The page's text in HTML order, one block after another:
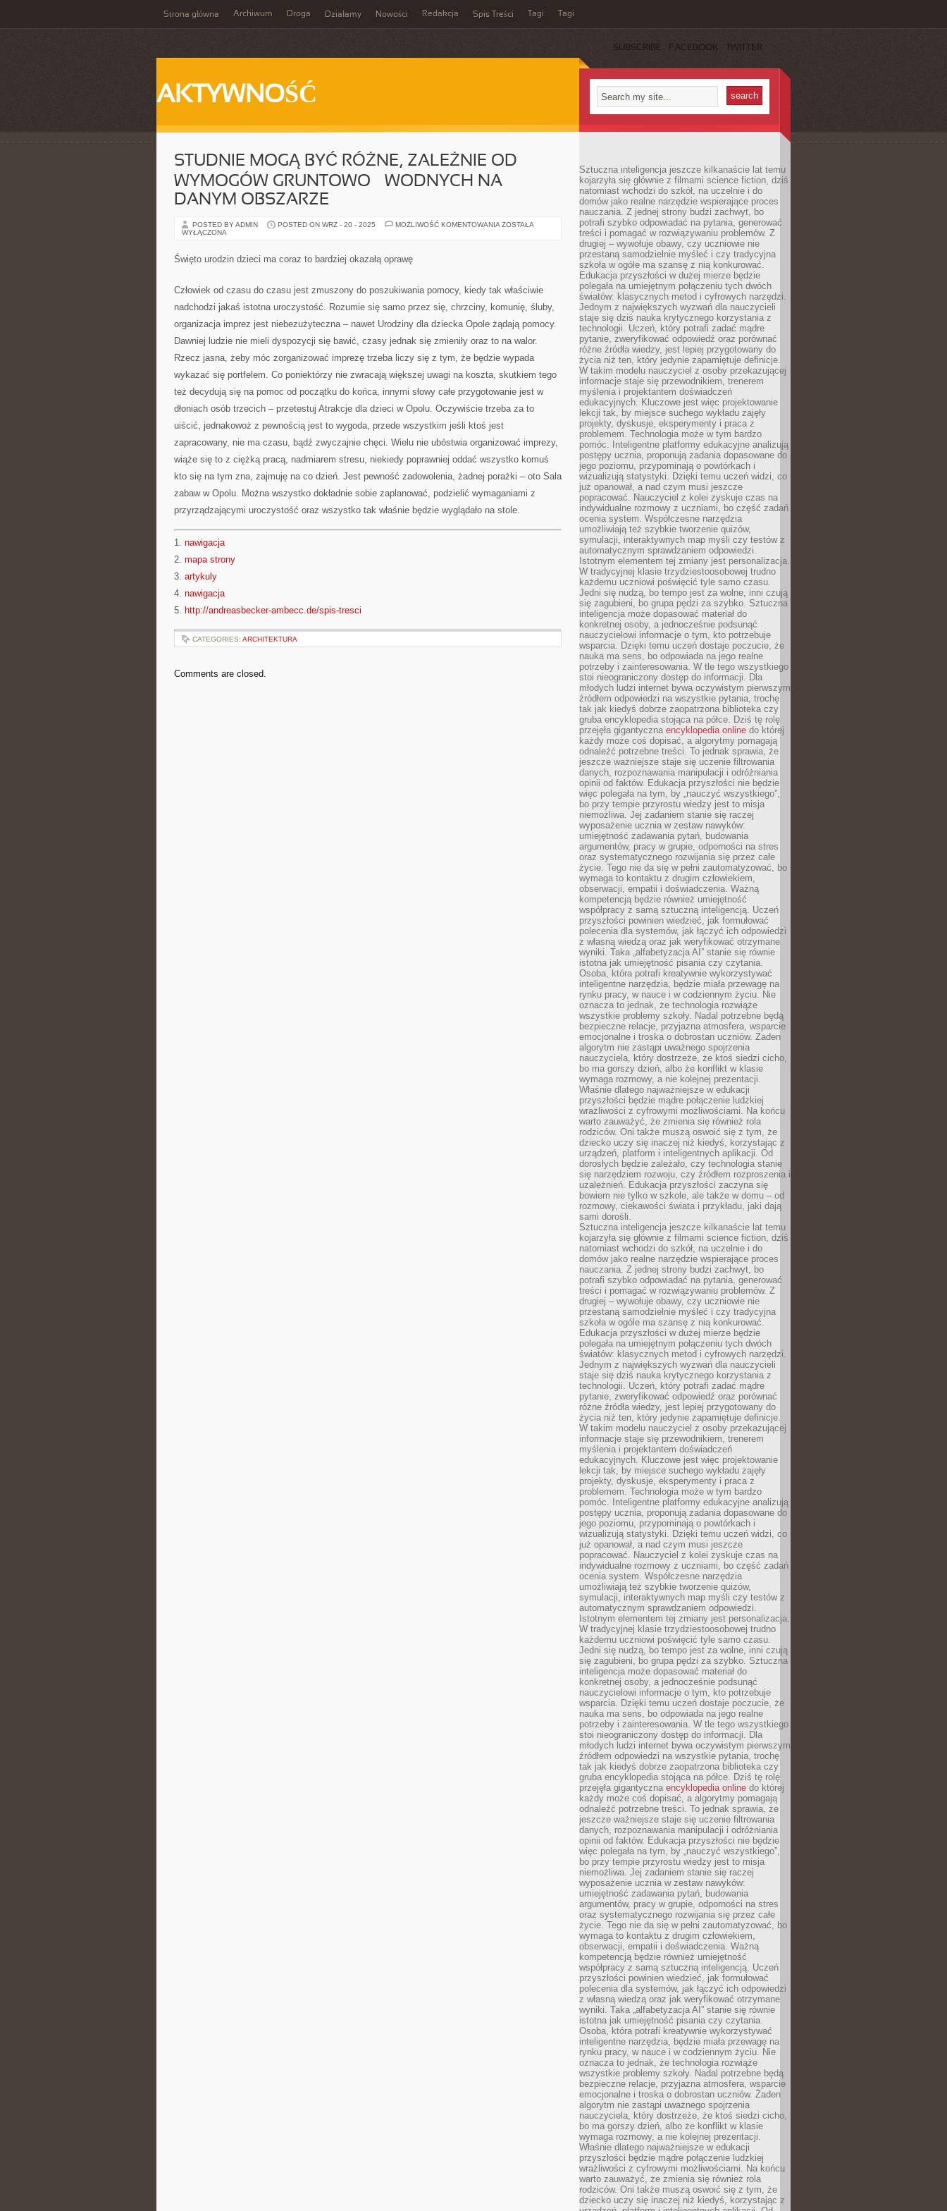
Strona główna Archiwum Droga Działamy Nowości Redakcja Spis Treści Tagi Tagi
SUBSCRIBE FACEBOOK TWITTER
AKTYWNOŚĆ
STUDNIE MOGĄ BYĆ RÓŻNE, ZALEŻNIE OD
WYMOGÓW GRUNTOWO – WODNYCH NA
DANYM OBSZARZE
POSTED BY ADMIN POSTED ON WRZ - 20 - 2025 MOŻLIWOŚĆ KOMENTOWANIA STUDNIE
WODNYCH
DANYM
ZOSTAŁA
WYŁĄCZONA
Święto urodzin dzieci ma coraz to bardziej okazałą oprawę
Człowiek od czasu do czasu jest zmuszony do poszukiwania pomocy, kiedy tak właściwie
nadchodzi jakaś istotna uroczystość. Rozumie się samo przez się, chrzciny, komunię, śluby,
organizacja imprez jest niebezużyteczna – nawet Urodziny dla dziecka Opole żądają pomocy.
Dawniej ludzie nie mieli dyspozycji się bawić, czasy jednak się zmieniły oraz to na walor.
Rzecz jasna, żeby móc zorganizować imprezę trzeba liczy się z tym, że będzie wypada
wykazać się portfelem. Co poniektórzy nie zwracają większej uwagi na koszta, skutkiem tego
też decydują się na pomoc od początku do końca, innymi słowy całe przygotowanie jest w
dłoniach osób trzecich – przetestuj Atrakcje dla dzieci w Opolu. Oczywiście trzeba za to
uiścić, jednakowoż z pewnością jest to wygoda, przede wszystkim jeśli ktoś jest
zapracowany, nie ma czasu, bądź zwyczajnie chęci. Wielu nie ubóstwia organizować imprezy,
wiąże się to z ciężką pracą, nadmiarem stresu, niekiedy poprawniej oddać wszystko komuś
kto się na tym zna, zajmuję na co dzień. Jest pewność zadowolenia, żadnej porażki – oto Sala
zabaw w Opolu. Można wszystko dokładnie sobie zaplanować, podzielić wymaganiami z
przyrządzającymi uroczystość oraz wszystko tak właśnie będzie wyglądało na stole.
1. nawigacja
2. mapa strony
3. artykuly
4. nawigacja
5. http://andreasbecker-ambecc.de/spis-tresci
CATEGORIES: ARCHITEKTURA
Comments are closed.
Sztuczna inteligencja jeszcze kilkanaście lat temu
kojarzyła się głównie z filmami science fiction, dziś
natomiast wchodzi do szkół, na uczelnie i do
domów jako realne narzędzie wspierające proces
nauczania. Z jednej strony budzi zachwyt, bo
potrafi szybko odpowiadać na pytania, generować
treści i pomagać w rozwiązywaniu problemów. Z
drugiej – wywołuje obawy, czy uczniowie nie
przestaną samodzielnie myśleć i czy tradycyjna
szkoła w ogóle ma szansę z nią konkurować.
Edukacja przyszłości w dużej mierze będzie
polegała na umiejętnym połączeniu tych dwóch
światów: klasycznych metod i cyfrowych narzędzi.
Jednym z największych wyzwań dla nauczycieli
staje się dziś nauka krytycznego korzystania z
technologii. Uczeń, który potrafi zadać mądre
pytanie, zweryfikować odpowiedź oraz porównać
różne źródła wiedzy, jest lepiej przygotowany do
życia niż ten, który jedynie zapamiętuje definicje.
W takim modelu nauczyciel z osoby przekazującej
informacje staje się przewodnikiem, trenerem
myślenia i projektantem doświadczeń
edukacyjnych. Kluczowe jest więc projektowanie
lekcji tak, by miejsce suchego wykładu zajęły
projekty, dyskusje, eksperymenty i praca z
problemem. Technologia może w tym bardzo
pomóc. Inteligentne platformy edukacyjne analizują
postępy ucznia, proponują zadania dopasowane do
jego poziomu, przypominają o powtórkach i
wizualizują statystyki. Dzięki temu uczeń widzi, co
już opanował, a nad czym musi jeszcze
popracować. Nauczyciel z kolei zyskuje czas na
indywidualne rozmowy z uczniami, bo część zadań
ocenia system. Współczesne narzędzia
umożliwiają też szybkie tworzenie quizów,
symulacji, interaktywnych map myśli czy testów z
automatycznym sprawdzaniem odpowiedzi.
Istotnym elementem tej zmiany jest personalizacja.
W tradycyjnej klasie trzydziestoosobowej trudno
każdemu uczniowi poświęcić tyle samo czasu.
Jedni się nudzą, bo tempo jest za wolne, inni czują
się zagubieni, bo grupa pędzi za szybko. Sztuczna
inteligencja może dopasować materiał do
konkretnej osoby, a jednocześnie podsunąć
nauczycielowi informacje o tym, kto potrzebuje
wsparcia. Dzięki temu uczeń dostaje poczucie, że
nauka ma sens, bo odpowiada na jego realne
potrzeby i zainteresowania. W tle tego wszystkiego
stoi nieograniczony dostęp do informacji. Dla
młodych ludzi internet bywa oczywistym pierwszym
źródłem odpowiedzi na wszystkie pytania, trochę
tak jak kiedyś dobrze zaopatrzona biblioteka czy
gruba encyklopedia stojąca na półce. Dziś tę rolę
przejęła gigantyczna encyklopedia online do której
każdy może coś dopisać, a algorytmy pomagają
odnaleźć potrzebne treści. To jednak sprawia, że
jeszcze ważniejsze staje się uczenie filtrowania
danych, rozpoznawania manipulacji i odróżniania
opinii od faktów. Edukacja przyszłości nie będzie
więc polegała na tym, by „nauczyć wszystkiego”,
bo przy tempie przyrostu wiedzy jest to misja
niemożliwa. Jej zadaniem stanie się raczej
wyposażenie ucznia w zestaw nawyków:
umiejętność zadawania pytań, budowania
argumentów, pracy w grupie, odporności na stres
oraz systematycznego rozwijania się przez całe
życie. Tego nie da się w pełni zautomatyzować, bo
wymaga to kontaktu z drugim człowiekiem,
obserwacji, empatii i doświadczenia. Ważną
kompetencją będzie również umiejętność
współpracy z samą sztuczną inteligencją. Uczeń
przyszłości powinien wiedzieć, jak formułować
polecenia dla systemów, jak łączyć ich odpowiedzi
z własną wiedzą oraz jak weryfikować otrzymane
wyniki. Taka „alfabetyzacja AI” stanie się równie
istotna jak umiejętność pisania czy czytania.
Osoba, która potrafi kreatywnie wykorzystywać
inteligentne narzędzia, będzie miała przewagę na
rynku pracy, w nauce i w codziennym życiu. Nie
oznacza to jednak, że technologia rozwiąże
wszystkie problemy szkoły. Nadal potrzebne będą
bezpieczne relacje, przyjazna atmosfera, wsparcie
emocjonalne i troska o dobrostan uczniów. Żaden
algorytm nie zastąpi uważnego spojrzenia
nauczyciela, który dostrzeże, że ktoś siedzi cicho,
bo ma gorszy dzień, albo że konflikt w klasie
wymaga rozmowy, a nie kolejnej prezentacji.
Właśnie dlatego najważniejsze w edukacji
przyszłości będzie mądre połączenie ludzkiej
wrażliwości z cyfrowymi możliwościami. Na końcu
warto zauważyć, że zmienia się również rola
rodziców. Oni także muszą oswoić się z tym, że
dziecko uczy się inaczej niż kiedyś, korzystając z
urządzeń, platform i inteligentnych aplikacji. Od
dorosłych będzie zależało, czy technologia stanie
się narzędziem rozwoju, czy źródłem rozproszenia i
uzależnień. Edukacja przyszłości zaczyna się
bowiem nie tylko w szkole, ale także w domu – od
rozmowy, ciekawości świata i przykładu, jaki dają
sami dorośli.
Sztuczna inteligencja jeszcze kilkanaście lat temu
kojarzyła się głównie z filmami science fiction, dziś
natomiast wchodzi do szkół, na uczelnie i do
domów jako realne narzędzie wspierające proces
nauczania. Z jednej strony budzi zachwyt, bo
potrafi szybko odpowiadać na pytania, generować
treści i pomagać w rozwiązywaniu problemów. Z
drugiej – wywołuje obawy, czy uczniowie nie
przestaną samodzielnie myśleć i czy tradycyjna
szkoła w ogóle ma szansę z nią konkurować.
Edukacja przyszłości w dużej mierze będzie
polegała na umiejętnym połączeniu tych dwóch
światów: klasycznych metod i cyfrowych narzędzi.
Jednym z największych wyzwań dla nauczycieli
staje się dziś nauka krytycznego korzystania z
technologii. Uczeń, który potrafi zadać mądre
pytanie, zweryfikować odpowiedź oraz porównać
różne źródła wiedzy, jest lepiej przygotowany do
życia niż ten, który jedynie zapamiętuje definicje.
W takim modelu nauczyciel z osoby przekazującej
informacje staje się przewodnikiem, trenerem
myślenia i projektantem doświadczeń
edukacyjnych. Kluczowe jest więc projektowanie
lekcji tak, by miejsce suchego wykładu zajęły
projekty, dyskusje, eksperymenty i praca z
problemem. Technologia może w tym bardzo
pomóc. Inteligentne platformy edukacyjne analizują
postępy ucznia, proponują zadania dopasowane do
jego poziomu, przypominają o powtórkach i
wizualizują statystyki. Dzięki temu uczeń widzi, co
już opanował, a nad czym musi jeszcze
popracować. Nauczyciel z kolei zyskuje czas na
indywidualne rozmowy z uczniami, bo część zadań
ocenia system. Współczesne narzędzia
umożliwiają też szybkie tworzenie quizów,
symulacji, interaktywnych map myśli czy testów z
automatycznym sprawdzaniem odpowiedzi.
Istotnym elementem tej zmiany jest personalizacja.
W tradycyjnej klasie trzydziestoosobowej trudno
każdemu uczniowi poświęcić tyle samo czasu.
Jedni się nudzą, bo tempo jest za wolne, inni czują
się zagubieni, bo grupa pędzi za szybko. Sztuczna
inteligencja może dopasować materiał do
konkretnej osoby, a jednocześnie podsunąć
nauczycielowi informacje o tym, kto potrzebuje
wsparcia. Dzięki temu uczeń dostaje poczucie, że
nauka ma sens, bo odpowiada na jego realne
potrzeby i zainteresowania. W tle tego wszystkiego
stoi nieograniczony dostęp do informacji. Dla
młodych ludzi internet bywa oczywistym pierwszym
źródłem odpowiedzi na wszystkie pytania, trochę
tak jak kiedyś dobrze zaopatrzona biblioteka czy
gruba encyklopedia stojąca na półce. Dziś tę rolę
przejęła gigantyczna encyklopedia online do której
każdy może coś dopisać, a algorytmy pomagają
odnaleźć potrzebne treści. To jednak sprawia, że
jeszcze ważniejsze staje się uczenie filtrowania
danych, rozpoznawania manipulacji i odróżniania
opinii od faktów. Edukacja przyszłości nie będzie
więc polegała na tym, by „nauczyć wszystkiego”,
bo przy tempie przyrostu wiedzy jest to misja
niemożliwa. Jej zadaniem stanie się raczej
wyposażenie ucznia w zestaw nawyków:
umiejętność zadawania pytań, budowania
argumentów, pracy w grupie, odporności na stres
oraz systematycznego rozwijania się przez całe
życie. Tego nie da się w pełni zautomatyzować, bo
wymaga to kontaktu z drugim człowiekiem,
obserwacji, empatii i doświadczenia. Ważną
kompetencją będzie również umiejętność
współpracy z samą sztuczną inteligencją. Uczeń
przyszłości powinien wiedzieć, jak formułować
polecenia dla systemów, jak łączyć ich odpowiedzi
z własną wiedzą oraz jak weryfikować otrzymane
wyniki. Taka „alfabetyzacja AI” stanie się równie
istotna jak umiejętność pisania czy czytania.
Osoba, która potrafi kreatywnie wykorzystywać
inteligentne narzędzia, będzie miała przewagę na
rynku pracy, w nauce i w codziennym życiu. Nie
oznacza to jednak, że technologia rozwiąże
wszystkie problemy szkoły. Nadal potrzebne będą
bezpieczne relacje, przyjazna atmosfera, wsparcie
emocjonalne i troska o dobrostan uczniów. Żaden
algorytm nie zastąpi uważnego spojrzenia
nauczyciela, który dostrzeże, że ktoś siedzi cicho,
bo ma gorszy dzień, albo że konflikt w klasie
wymaga rozmowy, a nie kolejnej prezentacji.
Właśnie dlatego najważniejsze w edukacji
przyszłości będzie mądre połączenie ludzkiej
wrażliwości z cyfrowymi możliwościami. Na końcu
warto zauważyć, że zmienia się również rola
rodziców. Oni także muszą oswoić się z tym, że
dziecko uczy się inaczej niż kiedyś, korzystając z